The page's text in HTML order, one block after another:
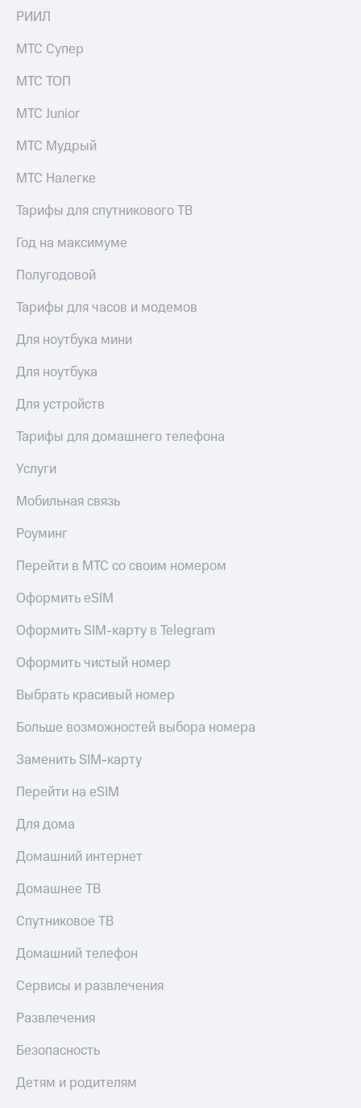
РИИЛ
МТС Супер
МТС ТОП
МТС Junior
МТС Мудрый
МТС Налегке
Тарифы для спутникового ТВ
Год на максимуме
Полугодовой
Тарифы для часов и модемов
Для ноутбука мини
Для ноутбука
Для устройств
Тарифы для домашнего телефона
Услуги
Мобильная связь
Роуминг
Перейти в МТС со своим номером
Оформить eSIM
Оформить SIM-карту в Telegram
Оформить чистый номер
Выбрать красивый номер
Больше возможностей выбора номера
Заменить SIM-карту
Перейти на eSIM
Для дома
Домашний интернет
Домашнее ТВ
Спутниковое ТВ
Домашний телефон
Сервисы и развлечения
Развлечения
Безопасность
Детям и родителям